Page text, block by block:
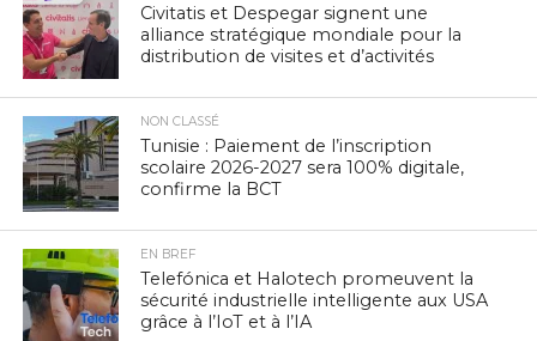
Civitatis et Despegar signent une
alliance stratégique mondiale pour la
distribution de visites et d’activités
NON CLASSÉ
Tunisie : Paiement de l’inscription
scolaire 2026-2027 sera 100% digitale,
confirme la BCT
EN BREF
Telefónica et Halotech promeuvent la
sécurité industrielle intelligente aux USA
grâce à l’IoT et à l’IA